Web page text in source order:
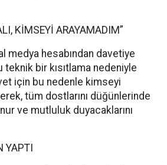
KİMSEYİ ARAYAMADIM”
medya hesabından davetiye
teknik bir kısıtlama nedeniyle
için bu nedenle kimseyi
tüm dostlarını düğünlerinde
ve mutluluk duyacaklarını
YAPTI